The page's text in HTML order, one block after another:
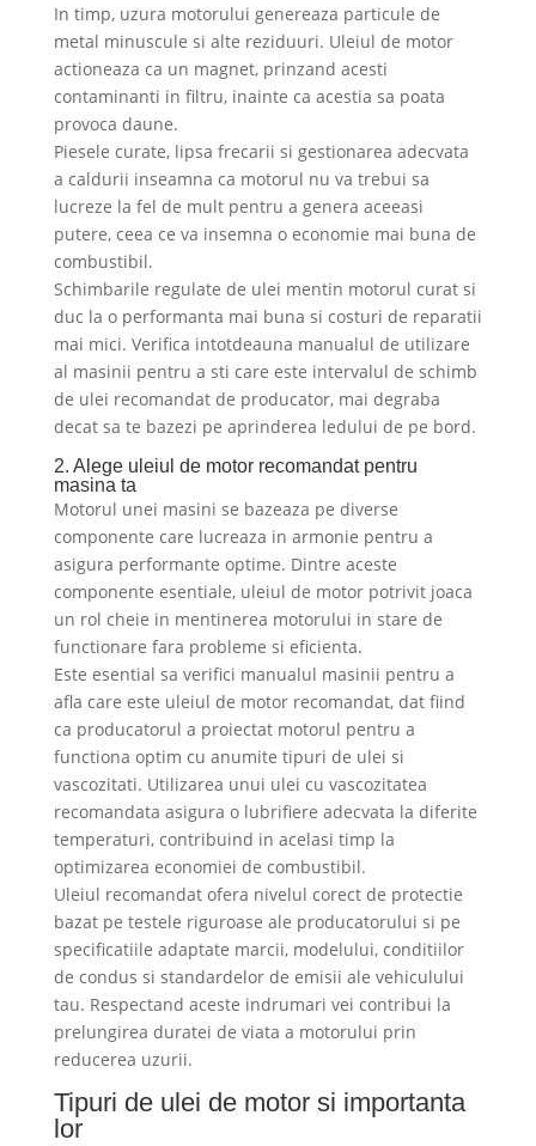
In timp, uzura motorului genereaza particule de
metal minuscule si alte reziduuri. Uleiul de motor
actioneaza ca un magnet, prinzand acesti
contaminanti in filtru, inainte ca acestia sa poata
provoca daune.
Piesele curate, lipsa frecarii si gestionarea adecvata
a caldurii inseamna ca motorul nu va trebui sa
lucreze la fel de mult pentru a genera aceeasi
putere, ceea ce va insemna o economie mai buna de
combustibil.
Schimbarile regulate de ulei mentin motorul curat si
duc la o performanta mai buna si costuri de reparatii
mai mici. Verifica intotdeauna manualul de utilizare
al masinii pentru a sti care este intervalul de schimb
de ulei recomandat de producator, mai degraba
decat sa te bazezi pe aprinderea ledului de pe bord.
2. Alege uleiul de motor recomandat pentru
masina ta
Motorul unei masini se bazeaza pe diverse
componente care lucreaza in armonie pentru a
asigura performante optime. Dintre aceste
componente esentiale, uleiul de motor potrivit joaca
un rol cheie in mentinerea motorului in stare de
functionare fara probleme si eficienta.
Este esential sa verifici manualul masinii pentru a
afla care este uleiul de motor recomandat, dat fiind
ca producatorul a proiectat motorul pentru a
functiona optim cu anumite tipuri de ulei si
vascozitati. Utilizarea unui ulei cu vascozitatea
recomandata asigura o lubrifiere adecvata la diferite
temperaturi, contribuind in acelasi timp la
optimizarea economiei de combustibil.
Uleiul recomandat ofera nivelul corect de protectie
bazat pe testele riguroase ale producatorului si pe
specificatiile adaptate marcii, modelului, conditiilor
de condus si standardelor de emisii ale vehiculului
tau. Respectand aceste indrumari vei contribui la
prelungirea duratei de viata a motorului prin
reducerea uzurii.
Tipuri de ulei de motor si importanta
lor